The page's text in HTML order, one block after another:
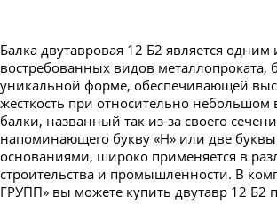
Балка двутавровая 12 Б2 является одним
востребованных видов металлопроката,
уникальной форме, обеспечивающей
жесткость при относительно небольшом
балки, названный так из-за своего
напоминающего букву «Н» или две
основаниями, широко применяется в
строительства и промышленности. В
ГРУПП» вы можете купить двутавр 12 Б2